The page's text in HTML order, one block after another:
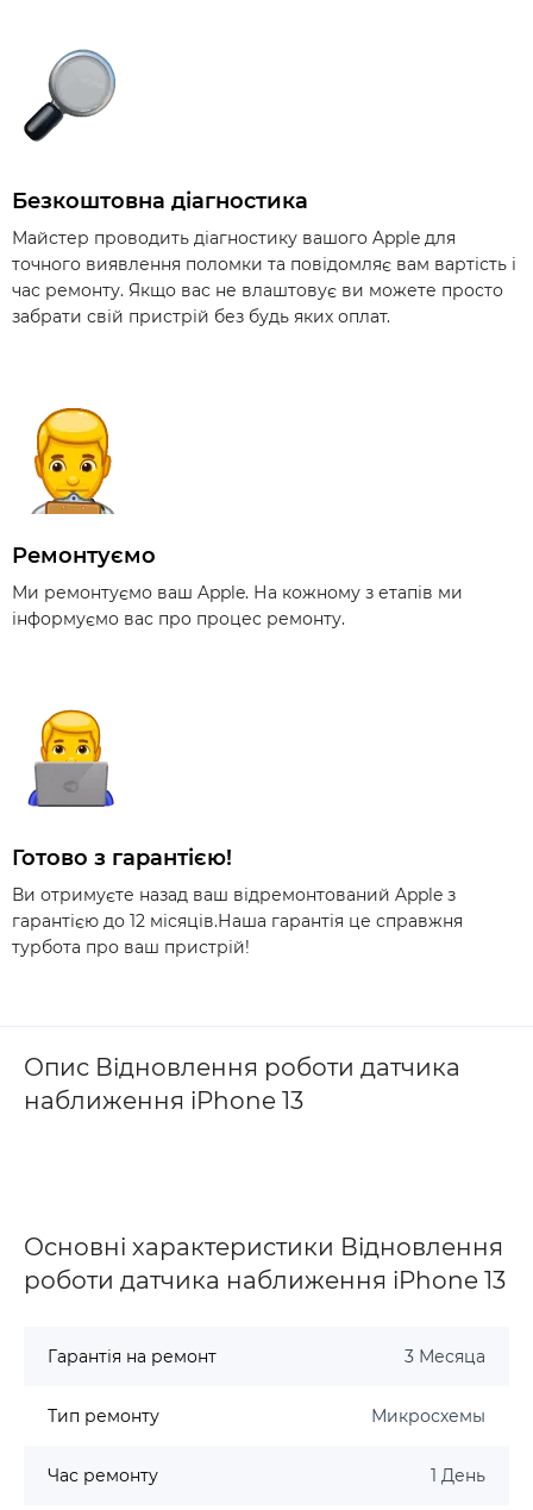
Безкоштовна діагностика
Майстер проводить діагностику вашого Apple для
точного виявлення поломки та повідомляє вам вартість і
час ремонту. Якщо вас не влаштовує ви можете просто
забрати свій пристрій без будь яких оплат.
Ремонтуємо
Ми ремонтуємо ваш Apple. На кожному з етапів ми
інформуємо вас про процес ремонту.
Готово з гарантією!
Ви отримуєте назад ваш відремонтований Apple з
гарантією до 12 місяців.Наша гарантія це справжня
турбота про ваш пристрій!
Опис Відновлення роботи датчика
наближення iPhone 13
Основні характеристики Відновлення
роботи датчика наближення iPhone 13
Гарантія на ремонт 3 Месяца
Тип ремонту Микросхемы
Час ремонту 1 День